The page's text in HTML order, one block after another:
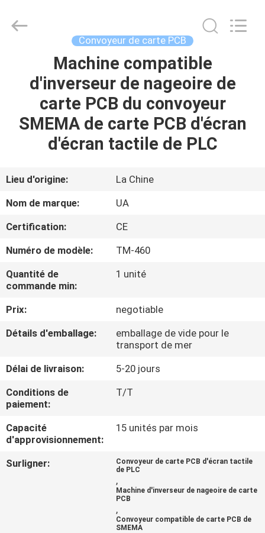
MAISON
PRODUITS
DE
NOUS
VISITE
D'USINE
CONTRÔLE
DE
QUALITÉ
CONTACTEZ-
NOUS
NOUVELLES
DEMANDEZ
2026
UNIQUE
Convoyeur de carte PCB
Machine compatible
d'inverseur de nageoire de
carte PCB du convoyeur
SMEMA de carte PCB d'écran
d'écran tactile de PLC
Lieu d'origine:
La Chine
Nom de marque:
UA
Certification:
CE
Numéro de modèle:
TM-460
Quantité de
commande min:
1 unité
Prix:
negotiable
Détails d'emballage:
emballage de vide pour le
transport de mer
Délai de livraison:
5-20 jours
Conditions de
paiement:
T/T
Capacité
d'approvisionnement:
15 unités par mois
Surligner:
Convoyeur de carte PCB d'écran tactile
de PLC
,
Machine d'inverseur de nageoire de carte
PCB
,
Convoyeur compatible de carte PCB de
SMEMA